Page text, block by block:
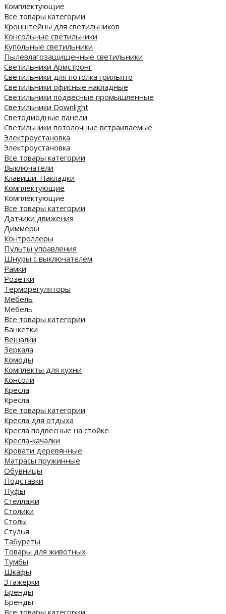
Комплектующие
Все товары категории
Кронштейны для светильников
Консольные светильники
Купольные светильники
Пылевлагозащищенные светильники
Светильники Армстронг
Светильники для потолка грильято
Светильники офисные накладные
Светильники подвесные промышленные
Светильники Downlight
Светодиодные панели
Cветильники потолочные встраиваемые
Электроустановка
Электроустановка
Все товары категории
Выключатели
Клавиши. Накладки
Комплектующие
Комплектующие
Все товары категории
Датчики движения
Диммеры
Контроллеры
Пульты управления
Шнуры с выключателем
Рамки
Розетки
Терморегуляторы
Мебель
Мебель
Все товары категории
Банкетки
Вешалки
Зеркала
Комоды
Комплекты для кухни
Консоли
Кресла
Кресла
Все товары категории
Кресла для отдыха
Кресла подвесные на стойке
Кресла-качалки
Кровати деревянные
Матрасы пружинные
Обувницы
Подставки
Пуфы
Стеллажи
Столики
Столы
Стулья
Табуреты
Товары для животных
Тумбы
Шкафы
Этажерки
Бренды
Бренды